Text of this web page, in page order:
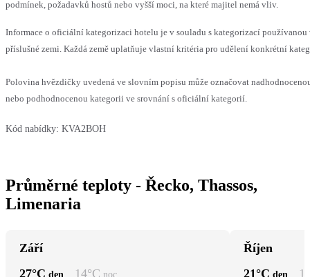
podmínek, požadavků hostů nebo vyšší moci, na které majitel nemá vliv.
Informace o oficiální kategorizaci hotelu je v souladu s kategorizací používanou
příslušné zemi. Každá země uplatňuje vlastní kritéria pro udělení konkrétní
Polovina hvězdičky uvedená ve slovním popisu může označovat
nebo podhodnocenou kategorii ve srovnání s oficiální kategorií.
Kód nabídky: KVA2BOH
Průměrné teploty - Řecko, Thassos,
Limenaria
Září
27°C den 14°C noc
Říjen
21°C den 11